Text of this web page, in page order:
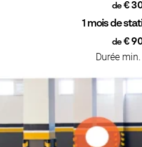
de €
1 mois de
de €
Durée